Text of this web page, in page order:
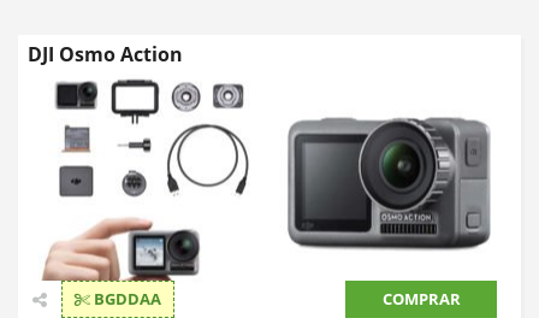
DJI Osmo Action
BGDDAA COMPRAR